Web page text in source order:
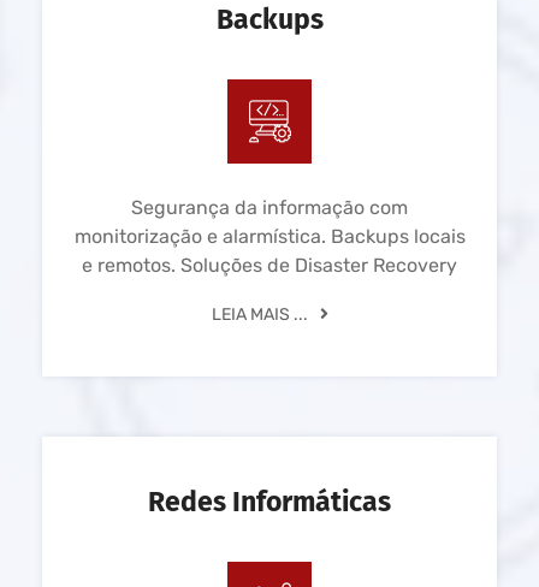
Backups
Segurança da informação com
monitorização e alarmística. Backups locais
e remotos. Soluções de Disaster Recovery
LEIA MAIS ...
Redes Informáticas